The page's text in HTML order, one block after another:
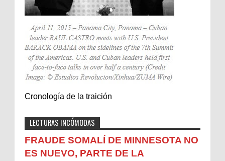
Cronología de la traición
LECTURAS INCÓMODAS
FRAUDE SOMALÍ DE MINNESOTA NO
ES NUEVO, PARTE DE LA